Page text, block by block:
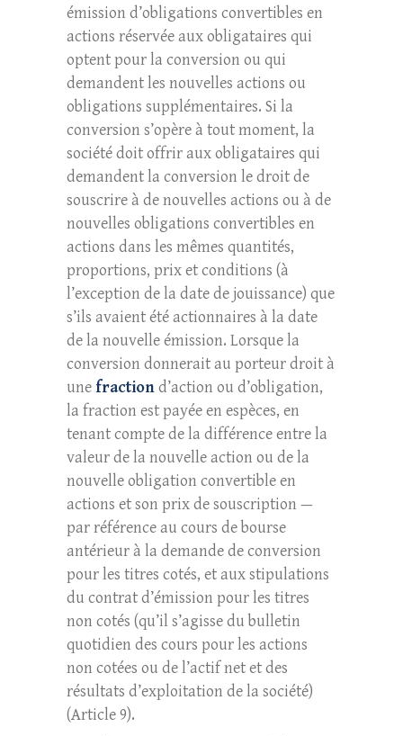
émission d’obligations convertibles en
actions réservée aux obligataires qui
optent pour la conversion ou qui
demandent les nouvelles actions ou
obligations supplémentaires. Si la
conversion s’opère à tout moment, la
société doit offrir aux obligataires qui
demandent la conversion le droit de
souscrire à de nouvelles actions ou à de
nouvelles obligations convertibles en
actions dans les mêmes quantités,
proportions, prix et conditions (à
l’exception de la date de jouissance) que
s’ils avaient été actionnaires à la date
de la nouvelle émission. Lorsque la
conversion donnerait au porteur droit à
unefractiond’action ou d’obligation,
la fraction est payée en espèces, en
tenant compte de la différence entre la
valeur de la nouvelle action ou de la
nouvelle obligation convertible en
actions et son prix de souscription —
par référence au cours de bourse
antérieur à la demande de conversion
pour les titres cotés, et aux stipulations
du contrat d’émission pour les titres
non cotés (qu’il s’agisse du bulletin
quotidien des cours pour les actions
non cotées ou de l’actif net et des
résultats d’exploitation de la société)
(Article 9).